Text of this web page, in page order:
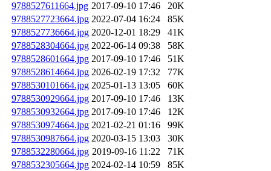
9788527611664.jpg 2017-09-10 17:46
20K
9788527723664.jpg 2022-07-04 16:24
85K
9788527736664.jpg 2020-12-01 18:29
41K
9788528304664.jpg 2022-06-14 09:38
58K
9788528601664.jpg 2017-09-10 17:46
51K
9788528614664.jpg 2026-02-19 17:32
77K
9788530101664.jpg 2025-01-13 13:05
60K
9788530929664.jpg 2017-09-10 17:46
13K
9788530932664.jpg 2017-09-10 17:46
12K
9788530974664.jpg 2021-02-21 01:16
99K
9788530987664.jpg 2020-03-15 13:03
30K
9788532280664.jpg 2019-09-16 11:22
71K
9788532305664.jpg 2024-02-14 10:59
85K